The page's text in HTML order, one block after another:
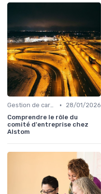
Gestion de carrière •
28/01/2026
Comprendre le rôle du
comité d'entreprise chez
Alstom